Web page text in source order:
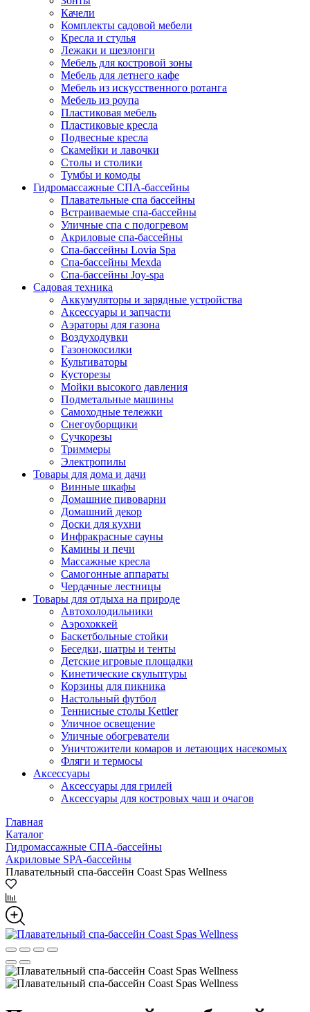
Качели
Комплекты садовой мебели
Кресла и стулья
Лежаки и шезлонги
Мебель для костровой зоны
Мебель для летнего кафе
Мебель из искусственного ротанга
Мебель из роупа
Пластиковая мебель
Пластиковые кресла
Подвесные кресла
Скамейки и лавочки
Столы и столики
Тумбы и комоды
Гидромассажные СПА-бассейны
Плавательные спа бассейны
Встраиваемые спа-бассейны
Уличные спа с подогревом
Акриловые спа-бассейны
Спа-бассейны Lovia Spa
Спа-бассейны Mexda
Спа-бассейны Joy-spa
Садовая техника
Аккумуляторы и зарядные устройства
Аксессуары и запчасти
Аэраторы для газона
Воздуходувки
Газонокосилки
Культиваторы
Кусторезы
Мойки высокого давления
Подметальные машины
Самоходные тележки
Снегоуборщики
Сучкорезы
Триммеры
Электропилы
Товары для дома и дачи
Винные шкафы
Домашние пивоварни
Домашний декор
Доски для кухни
Инфракрасные сауны
Камины и печи
Массажные кресла
Самогонные аппараты
Чердачные лестницы
Товары для отдыха на природе
Автохолодильники
Аэрохоккей
Баскетбольные стойки
Беседки, шатры и тенты
Детские игровые площадки
Кинетические скульптуры
Корзины для пикника
Настольный футбол
Теннисные столы Kettler
Уличное освещение
Уличные обогреватели
Уничтожители комаров и летающих насекомых
Фляги и термосы
Аксессуары
Аксессуары для грилей
Аксессуары для костровых чаш и очагов
Главная
Каталог
Гидромассажные СПА-бассейны
Акриловые SPA-бассейны
Плавательный спа-бассейн Coast Spas Wellness